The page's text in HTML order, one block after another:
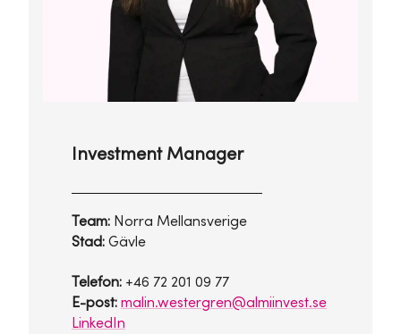
Investment Manager
Team: Norra Mellansverige
Stad: Gävle
Telefon: +46 72 201 09 77
E-post: malin.westergren@almiinvest.se
LinkedIn